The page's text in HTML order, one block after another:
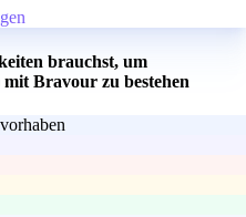
brauchst, um
Bravour zu bestehen